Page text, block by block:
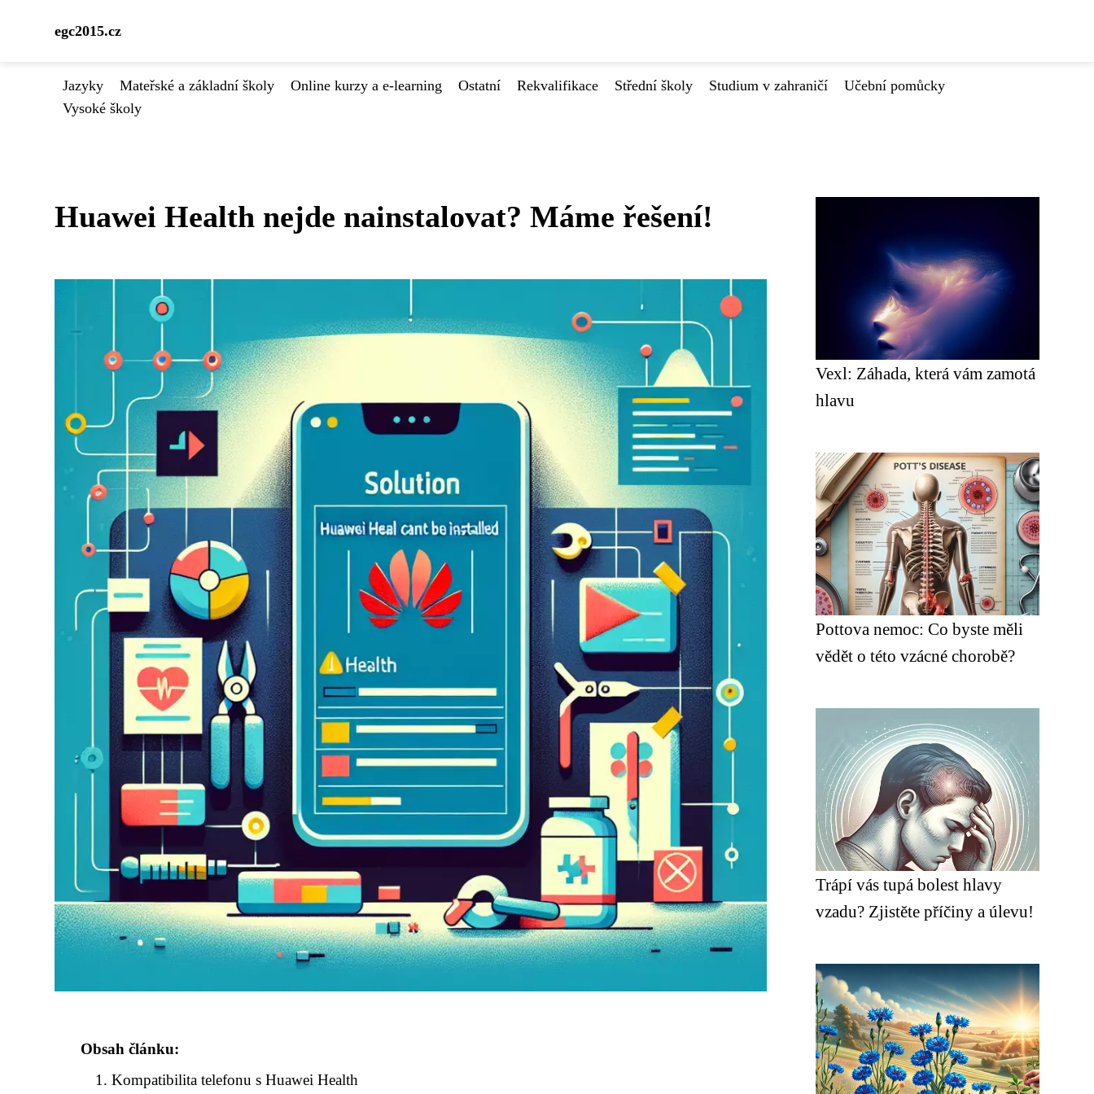
egc2015.cz
Jazyky Mateřské a základní školy Online kurzy a e-learning Ostatní Rekvalifikace Střední školy Studium v zahraničí
Učební pomůcky
Vysoké školy
Huawei Health nejde nainstalovat? Máme řešení!
Obsah článku:
Kompatibilita telefonu s Huawei Health
Vexl: Záhada, která vám zamotá
hlavu
Pottova nemoc: Co byste měli
vědět o této vzácné chorobě?
Trápí vás tupá bolest hlavy
vzadu? Zjistěte příčiny a úlevu!